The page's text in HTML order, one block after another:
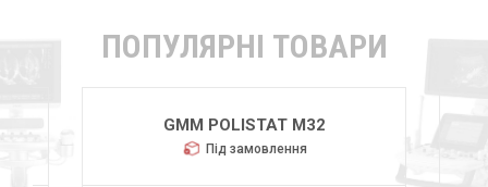
ПОПУЛЯРНІ ТОВАРИ
GMM POLISTAT M32
Під замовлення